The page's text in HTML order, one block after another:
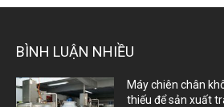
BÌNH LUẬN NHIỀU
Máy chiên chân
thiếu để sản xuất